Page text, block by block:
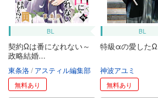
BL
契約Ωは番になれない～
政略結婚...
東条洛 アスティル編集部
無料あり
BL
特級αの愛したΩ
神波アユミ
無料あり